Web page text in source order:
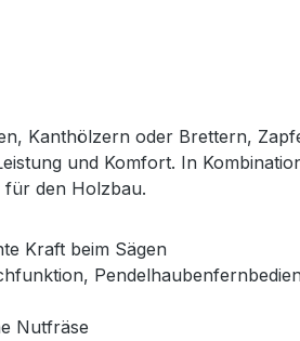
Kanthölzern oder Brettern,
und Komfort. In
für den Holzbau.
Kraft beim Sägen
Nutfräse